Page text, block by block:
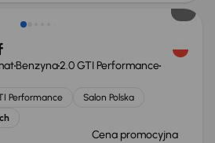
Benzyna2.0 GTI Performance
Performance
Salon Polska
Cena promocyjna